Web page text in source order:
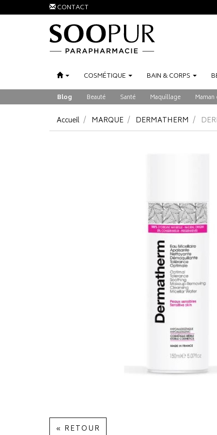
CONTACT
COSMÉTIQUE BAIN &CORPS
Blog Beauté Santé Maquillage
Accueil MARQUE DERMATHERM
« RETOUR